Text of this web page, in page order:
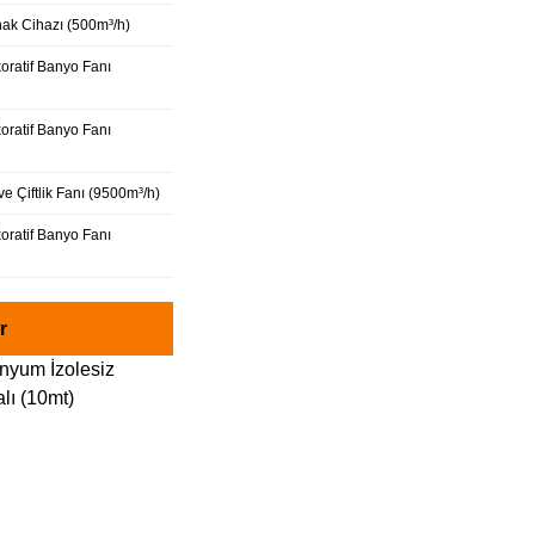
Cihazı (500m³/h)
Banyo Fanı
Banyo Fanı
Çiftlik Fanı (9500m³/h)
Banyo Fanı